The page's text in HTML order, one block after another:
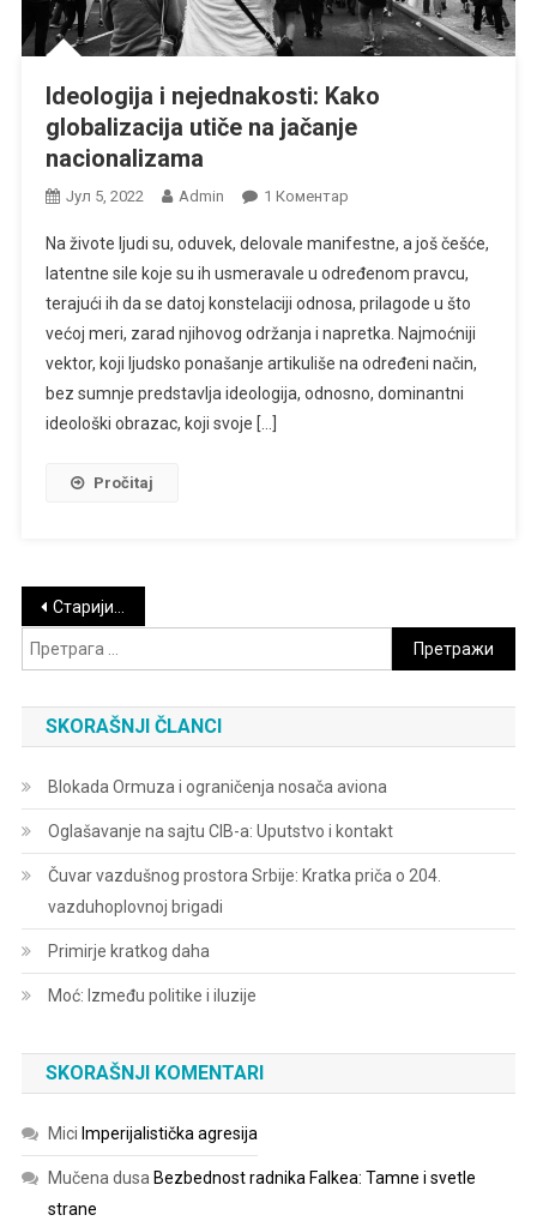
Ideologija i nejednakosti: Kako
globalizacija utiče na jačanje
nacionalizama
Јул 5, 2022 Admin 1 КоментарНа
I
Nejednakosti:
Kako
Globalizacija
Utiče
Na
Na živote ljudi su, oduvek, delovale manifestne, a još češće,
latentne sile koje su ih usmeravale u određenom pravcu,
terajući ih da se datoj konstelaciji odnosa, prilagode u što
većoj meri, zarad njihovog održanja i napretka. Najmoćniji
vektor, koji ljudsko ponašanje artikuliše na određeni način,
bez sumnje predstavlja ideologija, odnosno, dominantni
ideološki obrazac, koji svoje […]
Pročitaj
Кретање
чланака
Старији чланци
Претрага
за:
SKORAŠNJI ČLANCI
Blokada Ormuza i ograničenja nosača aviona
Oglašavanje na sajtu CIB-a: Uputstvo i kontakt
Čuvar vazdušnog prostora Srbije: Kratka priča o 204.
vazduhoplovnoj brigadi
Primirje kratkog daha
Moć: Između politike i iluzije
SKORAŠNJI KOMENTARI
Mici Imperijalistička agresija
Mučena dusa Bezbednost radnika Falkea: Tamne i svetle
strane